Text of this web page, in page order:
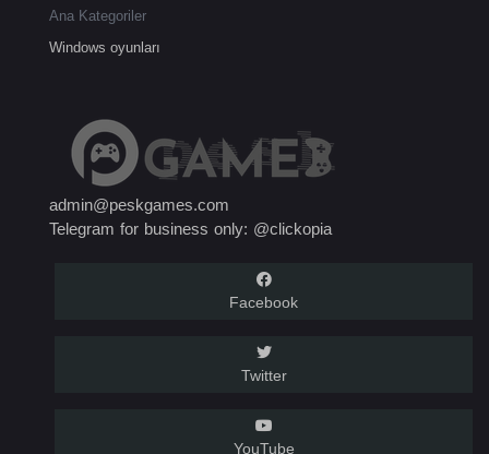
Ana Kategoriler
Windows oyunları
admin@peskgames.com
Telegram for business only: @clickopia
Facebook
Twitter